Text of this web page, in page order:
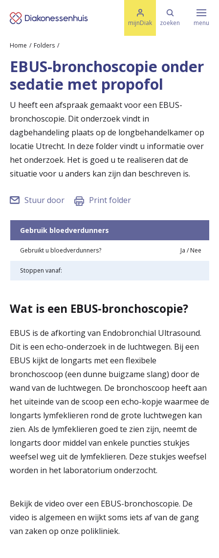
mijnDiak zoeken
M
e
l
menu
Ziektes & Aandoeningen
Uw bezoek
Spoed
Translate
Werken & Leren bij
Home Folders
EBUS-bronchoscopie onder
sedatie met propofol
U heeft een afspraak gemaakt voor een EBUS-
bronchoscopie. Dit onderzoek vindt in
dagbehandeling plaats op de longbehandelkamer op
locatie Utrecht. In deze folder vindt u informatie over
het onderzoek. Het is goed u te realiseren dat de
situatie voor u anders kan zijn dan beschreven is.
Stuur door Print folder
Gebruik bloedverdunners
Gebruikt u bloedverdunners? Ja / Nee
Stoppen vanaf:
Wat is een EBUS-bronchoscopie?
EBUS is de afkorting van Endobronchial Ultrasound.
Dit is een echo-onderzoek in de luchtwegen. Bij een
EBUS kijkt de longarts met een flexibele
bronchoscoop (een dunne buigzame slang) door de
wand van de luchtwegen. De bronchoscoop heeft aan
het uiteinde van de scoop een echo-kopje waarmee de
longarts lymfeklieren rond de grote luchtwegen kan
zien. Als de lymfeklieren goed te zien zijn, neemt de
longarts door middel van enkele puncties stukjes
weefsel weg uit de lymfeklieren. Deze stukjes weefsel
worden in het laboratorium onderzocht.
Bekijk de video over een EBUS-bronchoscopie. De
video is algemeen en wijkt soms iets af van de gang
van zaken op onze polikliniek.